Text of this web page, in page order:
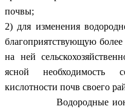
почвы;
2) для изменения
благоприятствующую
на ней
ясной необходимость
кислотности почв своего
Водородные ионы